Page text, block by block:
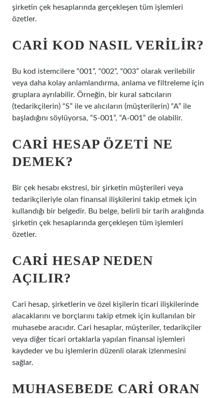
şirketin çek hesaplarında gerçekleşen tüm işlemleri
özetler.
CARI KOD NASIL VERILIR?
Bu kod istemcilere “001”, “002”, “003” olarak verilebilir
veya daha kolay anlamlandırma, anlama ve filtreleme için
gruplara ayrılabilir. Örneğin, bir kural satıcıların
(tedarikçilerin) “S” ile ve alıcıların (müşterilerin) “A” ile
başladığını söylüyorsa, “S-001”, “A-001” de olabilir.
CARI HESAP ÖZETI NE
DEMEK?
Bir çek hesabı ekstresi, bir şirketin müşterileri veya
tedarikçileriyle olan finansal ilişkilerini takip etmek için
kullandığı bir belgedir. Bu belge, belirli bir tarih aralığında
şirketin çek hesaplarında gerçekleşen tüm işlemleri
özetler.
CARI HESAP NEDEN
AÇILIR?
Cari hesap, şirketlerin ve özel kişilerin ticari ilişkilerinde
alacaklarını ve borçlarını takip etmek için kullanılan bir
muhasebe aracıdır. Cari hesaplar, müşteriler, tedarikçiler
veya diğer ticari ortaklarla yapılan finansal işlemleri
kaydeder ve bu işlemlerin düzenli olarak izlenmesini
sağlar.
MUHASEBEDE CARI ORAN